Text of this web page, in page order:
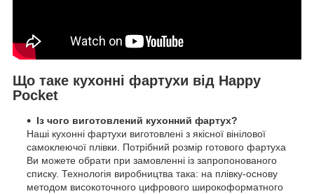
Що таке кухонні фартухи від Happy
Pocket
Із чого виготовлений кухонний фартух?
Наші кухонні фартухи виготовлені з якісної вінілової
самоклеючої плівки. Потрібний розмір готового фартуха
Ви можете обрати при замовленні із запропонованого
списку. Технологія виробництва така: на плівку-основу
методом високоточного цифрового широкоформатного